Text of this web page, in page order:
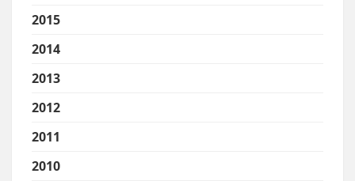
2015
2014
2013
2012
2011
2010